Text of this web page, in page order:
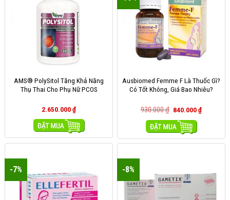
AMS® PolySitol Tăng Khả Năng
Thụ Thai Cho Phụ Nữ PCOS
2.650.000₫
MUA HÀNG
Ausbiomed Femme F Là Thuốc Gì?
Có Tốt Không, Giá Bao Nhiêu?
930.000₫ 840.000₫
MUA HÀNG
-7% -8%